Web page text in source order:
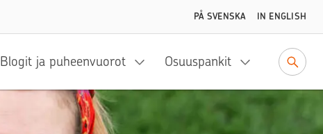
PÅ SVENSKA IN ENGLISH
Blogit ja puheenvuorot Osuuspankit